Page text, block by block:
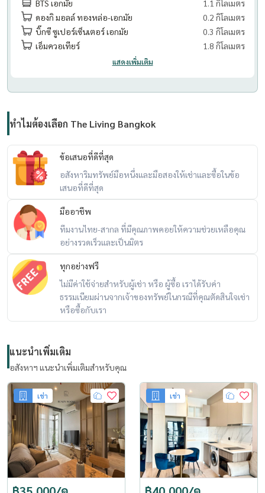
BTS เอกมัย
1.1 กิโลเมตร
ดองกิ มอลล์ ทองหล่อ-เอกมัย
0.2 กิโลเมตร
บิ๊กซี ซูเปอร์เซ็นเตอร์ เอกมัย
0.3 กิโลเมตร
เอ็มควอเทียร์
1.8 กิโลเมตร
แสดงเพิ่มเติม
ทำไมต้องเลือก The Living Bangkok
ข้อเสนอที่ดีที่สุด
อสังหาริมทรัพย์มือหนึ่งและมือสองให้เช่าและซื้อในข้อ
เสนอที่ดีที่สุด
มืออาชีพ
ทีมงานไทย-สากล ที่มีคุณภาพคอยให้ความช่วยเหลือคุณ
อย่างรวดเร็วและเป็นมิตร
ทุกอย่างฟรี
ไม่มีค่าใช้จ่ายสำหรับผู้เช่า หรือ ผู้ซื้อ เราได้รับค่า
ธรรมเนียมผ่านจากเจ้าของทรัพย์ในกรณีที่คุณตัดสินใจเช่า
หรือซื้อกับเรา
แนะนำเพิ่มเติม
อสังหาฯ แนะนำเพิ่มเติมสำหรับคุณ
เช่า เช่า